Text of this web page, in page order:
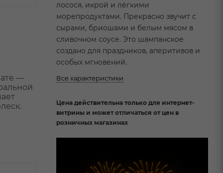
—
лосося, икрой и лёгкими
морепродуктами. Прекрасно звучит с
сырами, бриошами и белым мясом в
сливочном соусе. Это шампанское
создано для праздников, аперитивов и
особых мгновений.
Все характеристики
Цена действительна только для интернет-
витрины и может отличаться от цен в
розничных магазинах